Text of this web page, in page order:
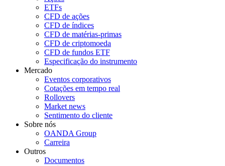
ETFs
CFD de ações
CFD de índices
CFD de matérias-primas
CFD de criptomoeda
CFD de fundos ETF
Especificação do instrumento
Mercado
Eventos corporativos
Cotações em tempo real
Rollovers
Market news
Sentimento do cliente
Sobre nós
OANDA Group
Carreira
Outros
Documentos